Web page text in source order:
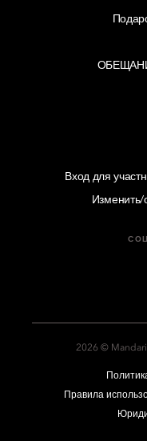
Вход для
Изменить/
2026 ©
Правила